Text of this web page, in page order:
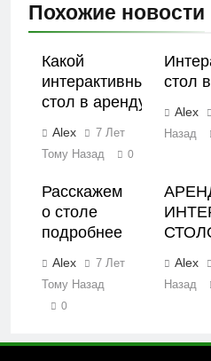
Похожие новости
Какой
интерактивный
стол в аренду
Alex
7 Лет
Тому Назад
0
стол
Alex
Назад
Расскажем
о столе
подробнее
Alex
7 Лет
Тому Назад
0
Alex
Назад